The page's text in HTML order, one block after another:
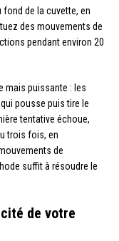
fond de la cuvette, en
des mouvements de
pendant environ 20
mais puissante : les
pousse puis tire le
tentative échoue,
trois fois, en
de
suffit à résoudre le
de votre